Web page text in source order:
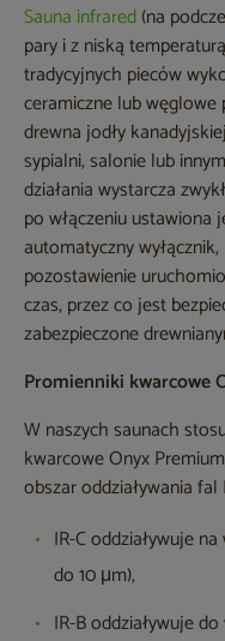
Sauna infrared(na
pary i z niską
tradycyjnych pieców
ceramiczne lub węglowe
drewna jodły
sypialni, salonie lub
działania wystarcza
po włączeniu ustawiona
automatyczny
pozostawienie
czas, przez co jest
zabezpieczone
Promienniki kwarcowe
W naszych saunach
kwarcowe Onyx
obszar oddziaływania fal
IR-C oddziaływuje
do 10 μm),
IR-B oddziaływuje